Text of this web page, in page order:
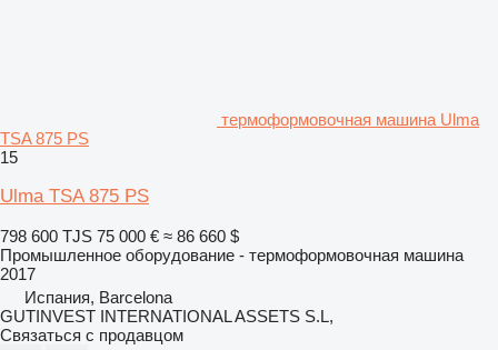
термоформовочная машина Ulma
TSA 875 PS
15
Ulma TSA 875 PS
798 600 TJS 75 000 € ≈ 86 660 $
Промышленное оборудование - термоформовочная машина
2017
Испания, Barcelona
GUTINVEST INTERNATIONAL ASSETS S.L,
Связаться с продавцом